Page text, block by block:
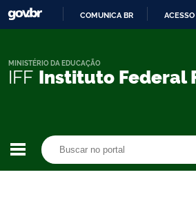
COMUNICA BR
IFF Instituto Federal
MINISTÉRIO DA EDUCAÇÃO